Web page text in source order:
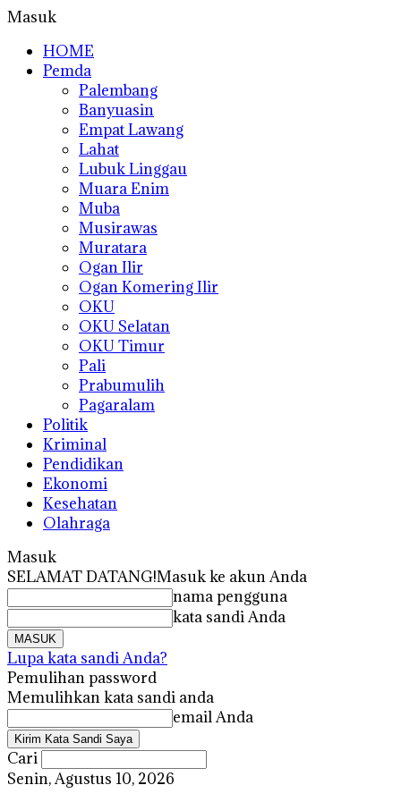
Masuk
HOME
Pemda
Palembang
Banyuasin
Empat Lawang
Lahat
Lubuk Linggau
Muara Enim
Muba
Musirawas
Muratara
Ogan Ilir
Ogan Komering Ilir
OKU
OKU Selatan
OKU Timur
Pali
Prabumulih
Pagaralam
Politik
Kriminal
Pendidikan
Ekonomi
Kesehatan
Olahraga
Masuk
SELAMAT DATANG!Masuk ke akun Anda
nama pengguna
kata sandi Anda
Lupa kata sandi Anda?
Pemulihan password
Memulihkan kata sandi anda
email Anda
Cari
Senin, Agustus 10, 2026